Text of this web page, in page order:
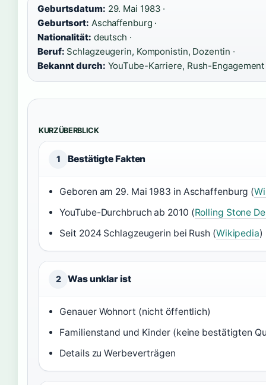
Geburtsdatum: 29. Mai 1983 ·
Geburtsort: Aschaffenburg ·
Nationalität: deutsch ·
Beruf: Schlagzeugerin, Komponistin, Dozentin ·
Bekannt durch: YouTube-Karriere, Rush-Engagement
KURZÜBERBLICK
1 Bestätigte Fakten
Geboren am 29. Mai 1983 in Aschaffenburg (
YouTube-Durchbruch ab 2010 (Rolling Stone
Seit 2024 Schlagzeugerin bei Rush (Wikipedia)
2 Was unklar ist
Genauer Wohnort (nicht öffentlich)
Familienstand und Kinder (keine bestätigten
Details zu Werbeverträgen